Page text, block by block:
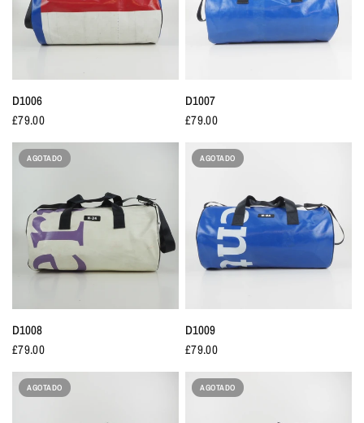
D1006
£79.00
D1007
£79.00
AGOTADO
D1008
£79.00
AGOTADO
D1009
£79.00
AGOTADO AGOTADO